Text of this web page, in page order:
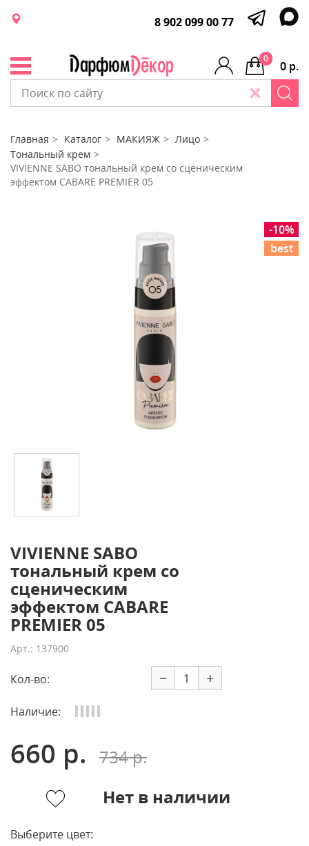
8 902 099 00 77
0 р.
0
Главная Каталог МАКИЯЖ
Лицо
Тональный крем
VIVIENNE SABO тональный крем со сценическим
эффектом CABARE PREMIER 05
-10%
best
VIVIENNE SABO
тональный крем со
сценическим
эффектом CABARE
PREMIER 05
Арт.: 137900
Кол-во: − +
Наличие:
660 р.
734 р.
Нет в наличии
Выберите цвет: